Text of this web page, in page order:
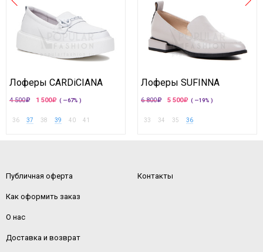
Лоферы CARDiCIANA
4 500 1 500 ( —67% )
36 37 38 39 40 41
Лоферы SUFINNA
6 800 5 500 ( —19% )
33 34 35 36
Публичная оферта
Как оформить заказ
О нас
Доставка и возврат
Контакты